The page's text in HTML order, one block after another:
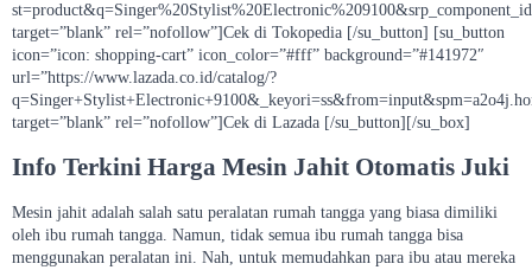
target=”blank” rel=”nofollow”]Cek di Tokopedia [/su_button] [su_button
icon=”icon: shopping-cart” icon_color=”#fff” background=”#141972″
url=”https://www.lazada.co.id/catalog/?
target=”blank” rel=”nofollow”]Cek di Lazada [/su_button][/su_box]
Info Terkini Harga Mesin Jahit Otomatis Juki
Mesin jahit adalah salah satu peralatan rumah tangga yang biasa dimiliki
oleh ibu rumah tangga. Namun, tidak semua ibu rumah tangga bisa
menggunakan peralatan ini. Nah, untuk memudahkan para ibu atau mereka